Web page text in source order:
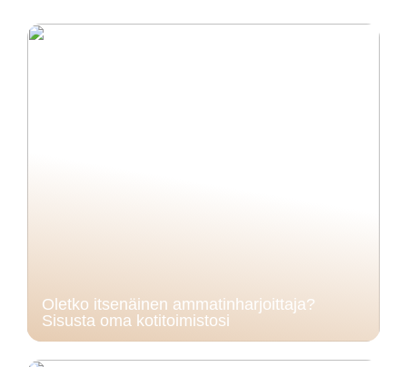
Oletko itsenäinen ammatinharjoittaja?
Sisusta oma kotitoimistosi